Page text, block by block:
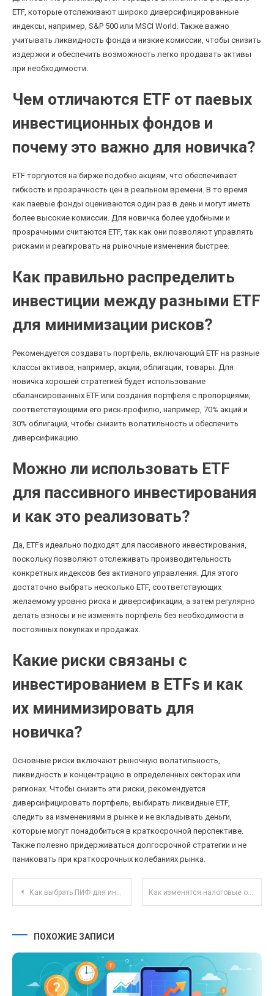
ETF, которые отслеживают широко диверсифицированные
индексы, например, S&P 500 или MSCI World. Также важно
учитывать ликвидность фонда и низкие комиссии, чтобы снизить
издержки и обеспечить возможность легко продавать активы
при необходимости.
Чем отличаются ETF от паевых
инвестиционных фондов и
почему это важно для новичка?
ETF торгуются на бирже подобно акциям, что обеспечивает
гибкость и прозрачность цен в реальном времени. В то время
как паевые фонды оцениваются один раз в день и могут иметь
более высокие комиссии. Для новичка более удобными и
прозрачными считаются ETF, так как они позволяют управлять
рисками и реагировать на рыночные изменения быстрее.
Как правильно распределить
инвестиции между разными ETF
для минимизации рисков?
Рекомендуется создавать портфель, включающий ETF на разные
классы активов, например, акции, облигации, товары. Для
новичка хорошей стратегией будет использование
сбалансированных ETF или создания портфеля с пропорциями,
соответствующими его риск-профилю, например, 70% акций и
30% облигаций, чтобы снизить волатильность и обеспечить
диверсификацию.
Можно ли использовать ETF
для пассивного инвестирования
и как это реализовать?
Да, ETFs идеально подходят для пассивного инвестирования,
поскольку позволяют отслеживать производительность
конкретных индексов без активного управления. Для этого
достаточно выбрать несколько ETF, соответствующих
желаемому уровню риска и диверсификации, а затем регулярно
делать взносы и не изменять портфель без необходимости в
постоянных покупках и продажах.
Какие риски связаны с
инвестированием в ETFs и как
их минимизировать для
новичка?
Основные риски включают рыночную волатильность,
ликвидность и концентрацию в определенных секторах или
регионах. Чтобы снизить эти риски, рекомендуется
диверсифицировать портфель, выбирать ликвидные ETF,
следить за изменениями в рынке и не вкладывать деньги,
которые могут понадобиться в краткосрочной перспективе.
Также полезно придерживаться долгосрочной стратегии и не
паниковать при краткосрочных колебаниях рынка.
Навигация по записям
Как выбрать ПИФ для инвестирования с учетом налоговых льгот и государственных программ Как изменятся налоговые обязательства для фрилансеров после введения цифровых кассиров в 2025 году
ПОХОЖИЕ ЗАПИСИ